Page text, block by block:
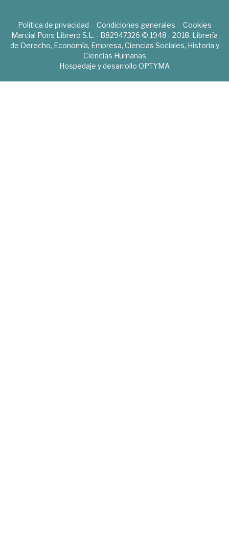
Política de privacidad Condiciones generales
Cookies
Marcial Pons Librero S.L. - B82947326 © 1948 - 2018. Librería
de Derecho, Economía, Empresa, Ciencias Sociales, Historia y
Ciencias Humanas
Hospedaje y desarrollo OPTYMA